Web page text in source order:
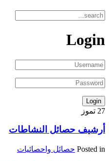
النشاطات
واحصائيات